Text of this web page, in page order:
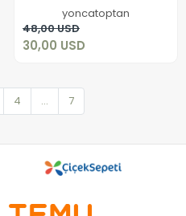
yoncatoptan
48,00 USD
30,00 USD
Add to cart
4 ... 7